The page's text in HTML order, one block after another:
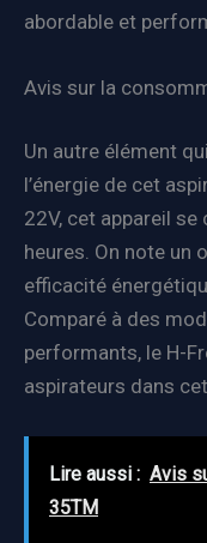
abordable et
Avis sur la
Un autre élément
l’énergie de cet
22V, cet appareil
heures. On note un
efficacité
Comparé à des
performants, le H-
aspirateurs dans
Lire aussi : Avis
35TM